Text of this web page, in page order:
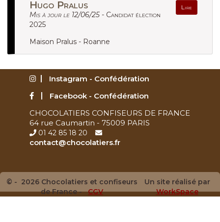
Hugo Pralus Lire
Mis à jour le 12/06/25 - Candidat élection
2025
Maison Pralus - Roanne
Instagram - Confédération
Facebook - Confédération
CHOCOLATIERS CONFISEURS DE FRANCE
64 rue Caumartin - 75009 PARIS
01 42 85 18 20
contact@chocolatiers.fr
© - 2026 Chocolatiers et confiseurs
de France -CGV
Un site réalisé par
WorkSpace